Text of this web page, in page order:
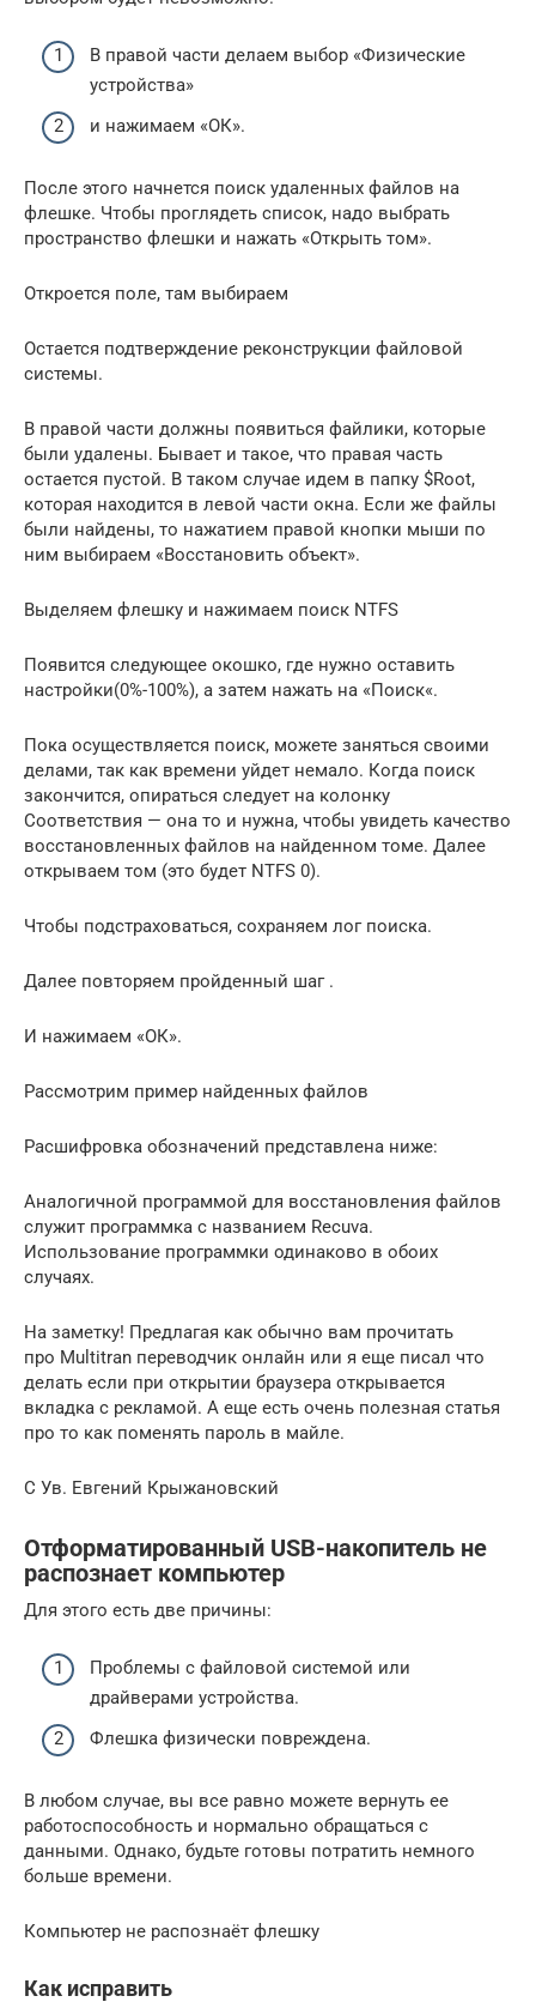
В правой части делаем выбор «Физические
устройства»
и нажимаем «ОК».
После этого начнется поиск удаленных файлов на
флешке. Чтобы проглядеть список, надо выбрать
пространство флешки и нажать «Открыть том».
Откроется поле, там выбираем
Остается подтверждение реконструкции файловой
системы.
В правой части должны появиться файлики, которые
были удалены. Бывает и такое, что правая часть
остается пустой. В таком случае идем в папку $Root,
которая находится в левой части окна. Если же файлы
были найдены, то нажатием правой кнопки мыши по
ним выбираем «Восстановить объект».
Выделяем флешку и нажимаем поиск NTFS
Появится следующее окошко, где нужно оставить
настройки(0%-100%), а затем нажать на «Поиск«.
Пока осуществляется поиск, можете заняться своими
делами, так как времени уйдет немало. Когда поиск
закончится, опираться следует на колонку
Соответствия — она то и нужна, чтобы увидеть качество
восстановленных файлов на найденном томе. Далее
открываем том (это будет NTFS 0).
Чтобы подстраховаться, сохраняем лог поиска.
Далее повторяем пройденный шаг .
И нажимаем «ОК».
Рассмотрим пример найденных файлов
Расшифровка обозначений представлена ниже:
Аналогичной программой для восстановления файлов
служит программка с названием Recuva.
Использование программки одинаково в обоих
случаях.
На заметку! Предлагая как обычно вам прочитать
про Multitran переводчик онлайн или я еще писал что
делать если при открытии браузера открывается
вкладка с рекламой. А еще есть очень полезная статья
про то как поменять пароль в майле.
С Ув. Евгений Крыжановский
Отформатированный USB-накопитель не
распознает компьютер
Для этого есть две причины:
Проблемы с файловой системой или
драйверами устройства.
Флешка физически повреждена.
В любом случае, вы все равно можете вернуть ее
работоспособность и нормально обращаться с
данными. Однако, будьте готовы потратить немного
больше времени.
Компьютер не распознаёт флешку
Как исправить